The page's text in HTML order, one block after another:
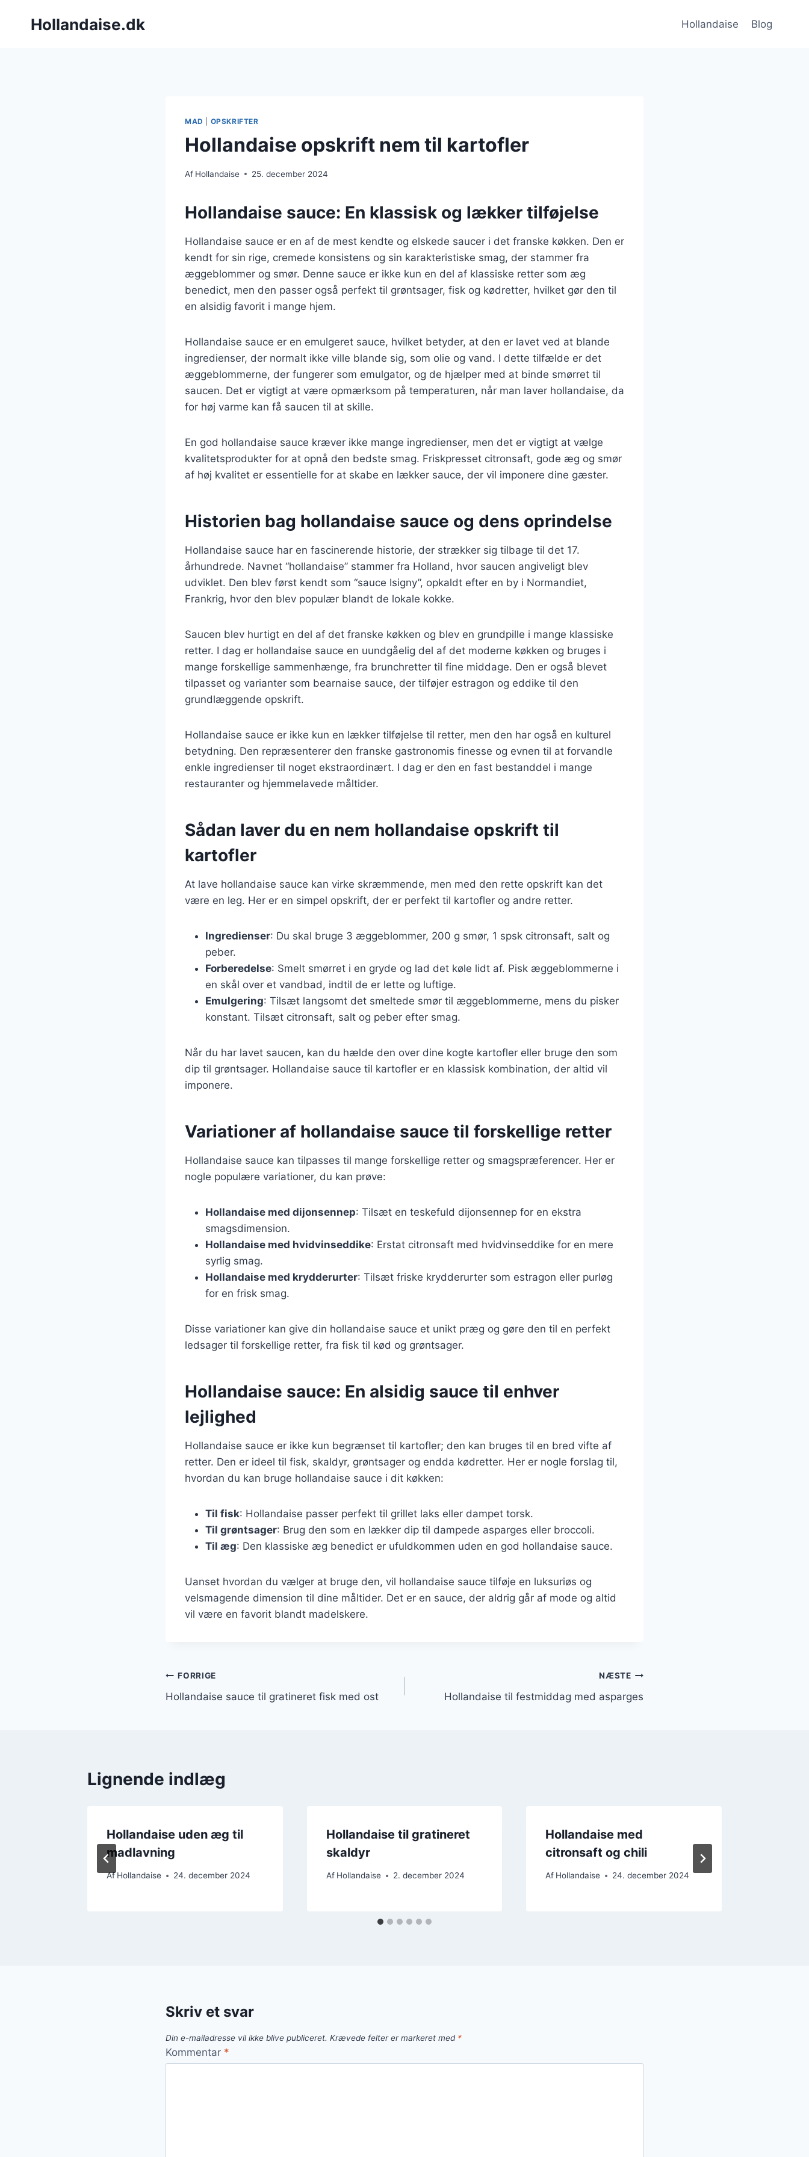
Hollandaise.dk Hollandaise Blog
MAD OPSKRIFTER
Hollandaise opskrift nem til kartofler
Af Hollandaise 25. december 2024
Hollandaise sauce: En klassisk og lækker tilføjelse
Hollandaise sauce er en af de mest kendte og elskede saucer i det franske køkken. Den er
kendt for sin rige, cremede konsistens og sin karakteristiske smag, der stammer fra
æggeblommer og smør. Denne sauce er ikke kun en del af klassiske retter som æg
benedict, men den passer også perfekt til grøntsager, fisk og kødretter, hvilket gør den til
en alsidig favorit i mange hjem.
Hollandaise sauce er en emulgeret sauce, hvilket betyder, at den er lavet ved at blande
ingredienser, der normalt ikke ville blande sig, som olie og vand. I dette tilfælde er det
æggeblommerne, der fungerer som emulgator, og de hjælper med at binde smørret til
saucen. Det er vigtigt at være opmærksom på temperaturen, når man laver hollandaise, da
for høj varme kan få saucen til at skille.
En god hollandaise sauce kræver ikke mange ingredienser, men det er vigtigt at vælge
kvalitetsprodukter for at opnå den bedste smag. Friskpresset citronsaft, gode æg og smør
af høj kvalitet er essentielle for at skabe en lækker sauce, der vil imponere dine gæster.
Historien bag hollandaise sauce og dens oprindelse
Hollandaise sauce har en fascinerende historie, der strækker sig tilbage til det 17.
århundrede. Navnet “hollandaise” stammer fra Holland, hvor saucen angiveligt blev
udviklet. Den blev først kendt som “sauce Isigny”, opkaldt efter en by i Normandiet,
Frankrig, hvor den blev populær blandt de lokale kokke.
Saucen blev hurtigt en del af det franske køkken og blev en grundpille i mange klassiske
retter. I dag er hollandaise sauce en uundgåelig del af det moderne køkken og bruges i
mange forskellige sammenhænge, fra brunchretter til fine middage. Den er også blevet
tilpasset og varianter som bearnaise sauce, der tilføjer estragon og eddike til den
grundlæggende opskrift.
Hollandaise sauce er ikke kun en lækker tilføjelse til retter, men den har også en kulturel
betydning. Den repræsenterer den franske gastronomis finesse og evnen til at forvandle
enkle ingredienser til noget ekstraordinært. I dag er den en fast bestanddel i mange
restauranter og hjemmelavede måltider.
Sådan laver du en nem hollandaise opskrift til
kartofler
At lave hollandaise sauce kan virke skræmmende, men med den rette opskrift kan det
være en leg. Her er en simpel opskrift, der er perfekt til kartofler og andre retter.
Ingredienser: Du skal bruge 3 æggeblommer, 200 g smør, 1 spsk citronsaft, salt og
peber.
Forberedelse: Smelt smørret i en gryde og lad det køle lidt af. Pisk æggeblommerne i
en skål over et vandbad, indtil de er lette og luftige.
Emulgering: Tilsæt langsomt det smeltede smør til æggeblommerne, mens du pisker
konstant. Tilsæt citronsaft, salt og peber efter smag.
Når du har lavet saucen, kan du hælde den over dine kogte kartofler eller bruge den som
dip til grøntsager. Hollandaise sauce til kartofler er en klassisk kombination, der altid vil
imponere.
Variationer af hollandaise sauce til forskellige retter
Hollandaise sauce kan tilpasses til mange forskellige retter og smagspræferencer. Her er
nogle populære variationer, du kan prøve:
Hollandaise med dijonsennep: Tilsæt en teskefuld dijonsennep for en ekstra
smagsdimension.
Hollandaise med hvidvinseddike: Erstat citronsaft med hvidvinseddike for en mere
syrlig smag.
Hollandaise med krydderurter: Tilsæt friske krydderurter som estragon eller purløg
for en frisk smag.
Disse variationer kan give din hollandaise sauce et unikt præg og gøre den til en perfekt
ledsager til forskellige retter, fra fisk til kød og grøntsager.
Hollandaise sauce: En alsidig sauce til enhver
lejlighed
Hollandaise sauce er ikke kun begrænset til kartofler; den kan bruges til en bred vifte af
retter. Den er ideel til fisk, skaldyr, grøntsager og endda kødretter. Her er nogle forslag til,
hvordan du kan bruge hollandaise sauce i dit køkken:
Til fisk: Hollandaise passer perfekt til grillet laks eller dampet torsk.
Til grøntsager: Brug den som en lækker dip til dampede asparges eller broccoli.
Til æg: Den klassiske æg benedict er ufuldkommen uden en god hollandaise sauce.
Uanset hvordan du vælger at bruge den, vil hollandaise sauce tilføje en luksuriøs og
velsmagende dimension til dine måltider. Det er en sauce, der aldrig går af mode og altid
vil være en favorit blandt madelskere.
Indlægsnavigation
FORRIGE
Hollandaise sauce til gratineret fisk med ost
NÆSTE
Hollandaise til festmiddag med asparges
Lignende indlæg
Hollandaise uden æg til
madlavning
Af Hollandaise 24. december 2024
Hollandaise til gratineret
skaldyr
Af Hollandaise 2. december 2024
Hollandaise med
citronsaft og chili
Af Hollandaise 24. december 2024
Skriv et svar
Din e-mailadresse vil ikke blive publiceret. Krævede felter er markeret med *
Kommentar *